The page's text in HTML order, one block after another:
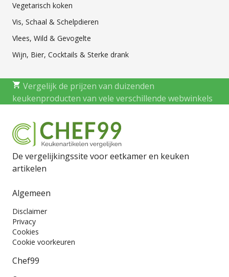
Vegetarisch koken
Vis, Schaal & Schelpdieren
Vlees, Wild & Gevogelte
Wijn, Bier, Cocktails & Sterke drank
Vergelijk de prijzen van duizenden
keukenproducten van vele verschillende webwinkels
De vergelijkingssite voor eetkamer en keuken
artikelen
Algemeen
Disclaimer
Privacy
Cookies
Cookie voorkeuren
Chef99